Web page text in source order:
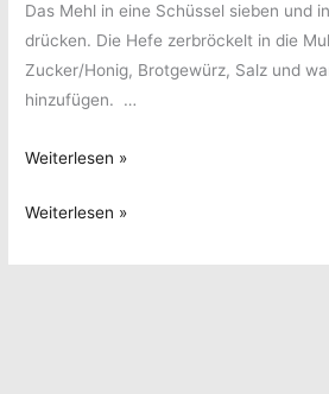
Das Mehl in eine Schüssel sieben und
drücken. Die Hefe zerbröckelt in die
Zucker/Honig, Brotgewürz, Salz und
hinzufügen. …
Sonnenblumenbrot
Weiterlesen »
Sonnenblumenbrot
Weiterlesen »